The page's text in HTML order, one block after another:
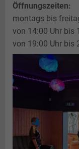
Öffnungszeiten:
montags bis
von 14:00 Uhr bis
von 19:00 Uhr bis